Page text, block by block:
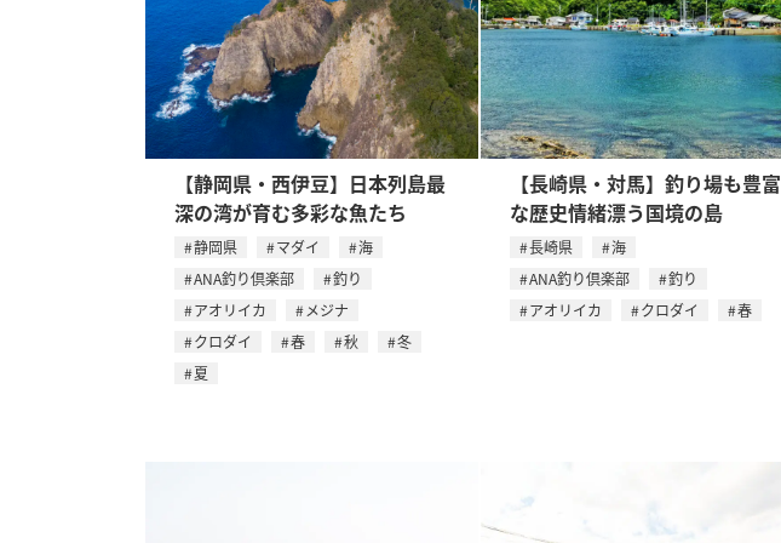
【静岡県・西伊豆】日本列島最
深の湾が育む多彩な魚たち
静岡県 マダイ
海
ANA釣り倶楽部
釣り
アオリイカ
メジナ
クロダイ
春 秋
冬
夏
【長崎県・対馬】釣り場も豊富
な歴史情緒漂う国境の島
長崎県
海
ANA釣り倶楽部
釣り
アオリイカ
クロダイ 春